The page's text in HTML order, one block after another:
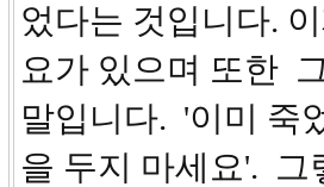
었다는 것입니다.
요가 있으며 또한
말입니다. '이미 죽
을 두지 마세요'. 그